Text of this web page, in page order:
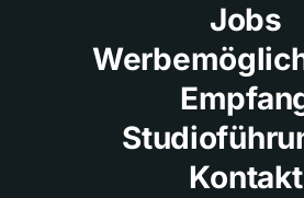
Jobs
Kontakt